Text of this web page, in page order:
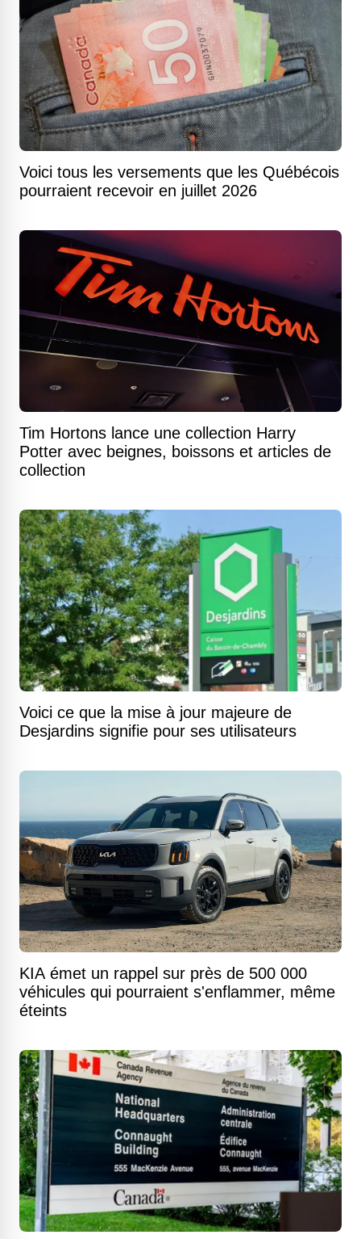
Voici tous les versements que les Québécois
pourraient recevoir en juillet 2026
Tim Hortons lance une collection Harry
Potter avec beignes, boissons et articles de
collection
Voici ce que la mise à jour majeure de
Desjardins signifie pour ses utilisateurs
KIA émet un rappel sur près de 500 000
véhicules qui pourraient s'enflammer, même
éteints